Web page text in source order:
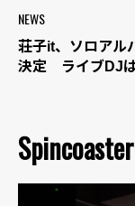
NEWS
荘子it、ソロアル
決定 ライブDJ